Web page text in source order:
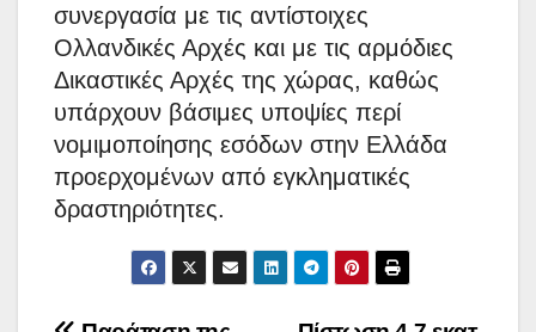
συνεργασία με τις αντίστοιχες
Ολλανδικές Αρχές και με τις αρμόδιες
Δικαστικές Αρχές της χώρας, καθώς
υπάρχουν βάσιμες υποψίες περί
νομιμοποίησης εσόδων στην Ελλάδα
προερχομένων από εγκληματικές
δραστηριότητες.